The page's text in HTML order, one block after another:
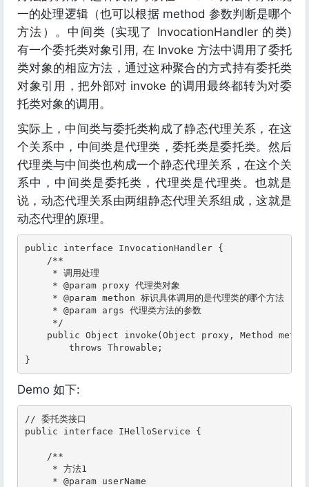
一的处理逻辑（也可以根据 method 参数判断是哪个
方法）。中间类 (实现了 InvocationHandler 的类)
有一个委托类对象引用, 在 Invoke 方法中调用了委托
类对象的相应方法，通过这种聚合的方式持有委托类
对象引用，把外部对 invoke 的调用最终都转为对委
托类对象的调用。
实际上，中间类与委托类构成了静态代理关系，在这
个关系中，中间类是代理类，委托类是委托类。然后
代理类与中间类也构成一个静态代理关系，在这个关
系中，中间类是委托类，代理类是代理类。也就是
说，动态代理关系由两组静态代理关系组成，这就是
动态代理的原理。
public interface InvocationHandler {
    /**
     * 调用处理
     * @param proxy 代理类对象
     * @param methon 标识具体调用的是代理类的哪个方法
     * @param args 代理类方法的参数
     */
public Object invoke(Object proxy, Method
        throws Throwable;
}
Demo 如下:
// 委托类接口
public interface IHelloService {
    /**
     * 方法1
     * @param userName